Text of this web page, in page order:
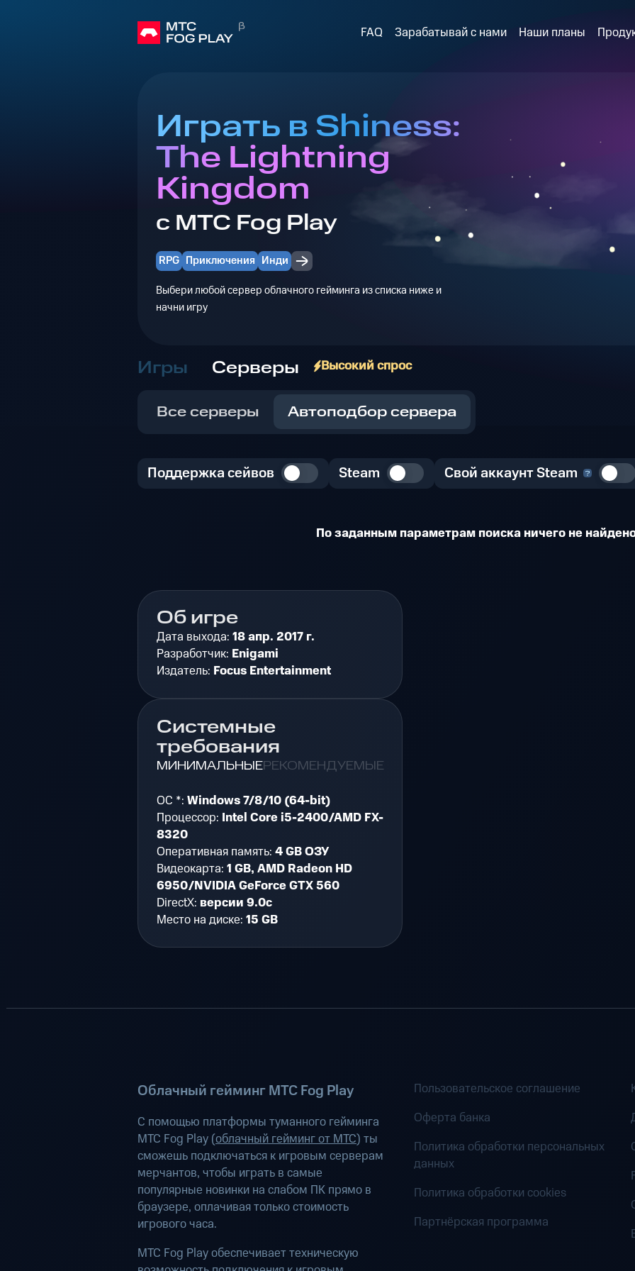
FAQ Зарабатывай с нами Наши планы
Играть в Shiness:
The Lightning
Kingdom
с МТС Fog Play
RPG Приключения Инди
Выбери любой сервер облачного гейминга из списка ниже и
начни игру
Игры Серверы Высокий спрос
Все серверы Автоподбор сервера
Поддержка сейвов Steam Свой аккаунт Steam
По заданным параметрам поиска ничего не
Об игре
Дата выхода: 18 апр. 2017 г.
Разработчик: Enigami
Издатель: Focus Entertainment
Системные
требования
МИНИМАЛЬНЫЕРЕКОМЕНДУЕМЫЕ
ОС *: Windows 7/8/10 (64-bit)
Процессор: Intel Core i5-2400/AMD FX-
8320
Оперативная память: 4 GB ОЗУ
Видеокарта: 1 GB, AMD Radeon HD
6950/NVIDIA GeForce GTX 560
DirectX: версии 9.0c
Место на диске: 15 GB
Облачный гейминг МТС Fog Play
С помощью платформы туманного гейминга
МТС Fog Play (облачный гейминг от МТС) ты
сможешь подключаться к игровым серверам
мерчантов, чтобы играть в самые
популярные новинки на слабом ПК прямо в
браузере, оплачивая только стоимость
игрового часа.
МТС Fog Play обеспечивает техническую
Пользовательское соглашение
Оферта банка
Политика обработки персональных
данных
Политика обработки cookies
Партнёрская программа